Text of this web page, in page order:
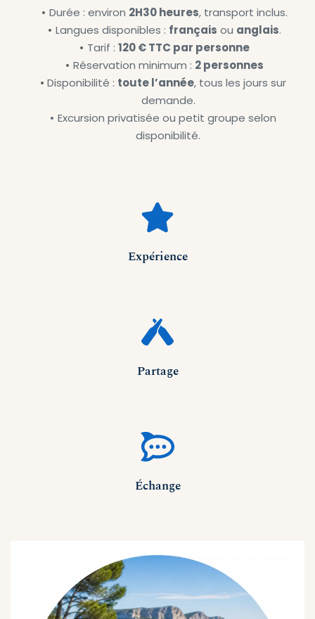
Durée : environ 2H30 heures, transport inclus.
Langues disponibles : français ou anglais.
Tarif : 120 € TTC par personne
Réservation minimum : 2 personnes
Disponibilité : toute l’année, tous les jours sur
demande.
Excursion privatisée ou petit groupe selon
disponibilité.
Expérience
Partage
Échange